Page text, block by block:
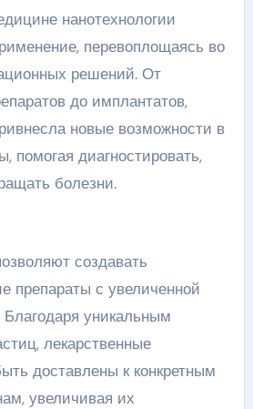
нанотехнологии
перевоплощаясь во
решений. От
до имплантатов,
новые возможности в
помогая диагностировать,
болезни.
создавать
препараты с увеличенной
уникальным
лекарственные
доставлены к конкретным
увеличивая их